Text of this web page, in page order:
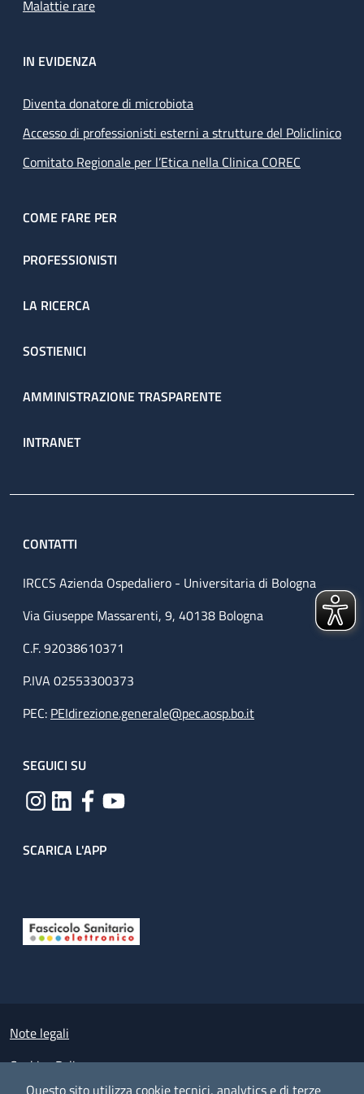
Questo sito utilizza cookie tecnici, analytics e di terze
Malattie rare
IN EVIDENZA
Diventa donatore di microbiota
Accesso di professionisti esterni a strutture del Policlinico
Comitato Regionale per l’Etica nella Clinica COREC
COME FARE PER
PROFESSIONISTI
LA RICERCA
SOSTIENICI
AMMINISTRAZIONE TRASPARENTE
INTRANET
CONTATTI
IRCCS Azienda Ospedaliero - Universitaria di Bologna
Via Giuseppe Massarenti, 9, 40138 Bologna
C.F. 92038610371
P.IVA 02553300373
PEC: PEIdirezione.generale@pec.aosp.bo.it
SEGUICI SU
SCARICA L'APP
Small prints
Note legali
Cookies Policy